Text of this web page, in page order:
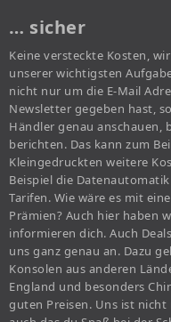
… sicher
Keine versteckte Kosten,
unserer wichtigsten
nicht nur um die E-Mail
Newsletter gegeben hast,
Händler genau anschauen,
berichten. Das kann zum
Kleingedruckten weitere
Beispiel die
Tarifen. Wie wäre es mit
Prämien? Auch hier haben
informieren dich. Auch
uns ganz genau an. Dazu
Konsolen aus anderen
England und besonders
guten Preisen. Uns ist